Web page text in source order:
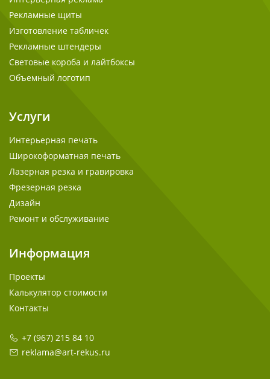
Рекламные щиты
Изготовление табличек
Рекламные штендеры
Световые короба и лайтбоксы
Объемный логотип
Услуги
Интерьерная печать
Широкоформатная печать
Лазерная резка и гравировка
Фрезерная резка
Дизайн
Ремонт и обслуживание
Информация
Проекты
Калькулятор стоимости
Контакты
+7 (967) 215 84 10
reklama@art-rekus.ru